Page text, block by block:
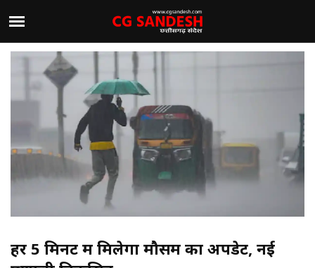
हर 5 मिनट में मिलेगा मौसम का अपडेट, नई